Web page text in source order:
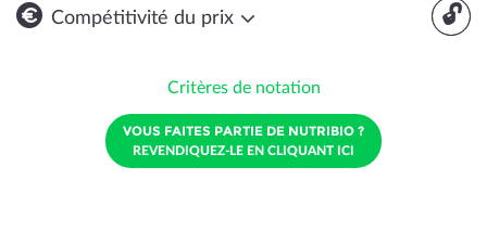
🔓
Compétitivité du prix
Critères de notation
VOUS FAITES PARTIE DE NUTRIBIO ?
REVENDIQUEZ-LE EN CLIQUANT ICI